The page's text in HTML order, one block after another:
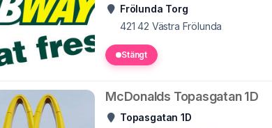
Frölunda Torg
421 42 Västra Frölunda
Stängt
McDonalds Topasgatan 1D
Topasgatan 1D